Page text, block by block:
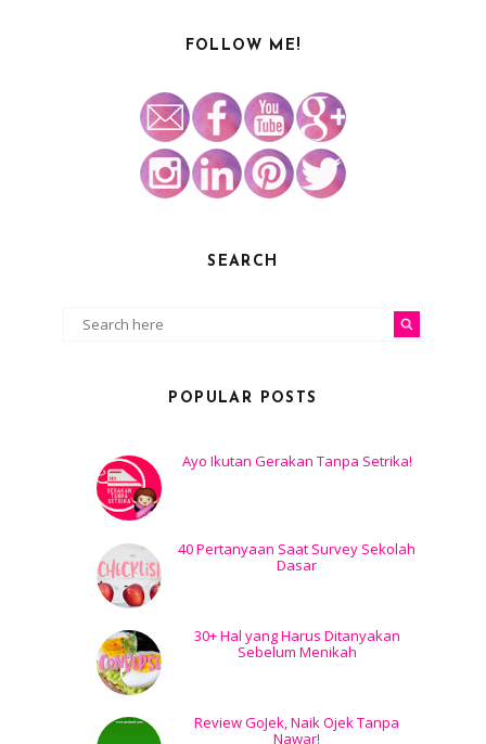
FOLLOW ME!
SEARCH
POPULAR POSTS
Ayo Ikutan Gerakan Tanpa Setrika!
40 Pertanyaan Saat Survey Sekolah
Dasar
30+ Hal yang Harus Ditanyakan
Sebelum Menikah
Review GoJek, Naik Ojek Tanpa
Nawar!